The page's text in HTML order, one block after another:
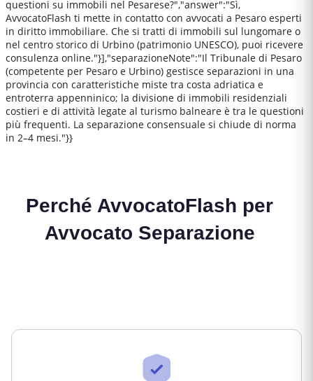
questioni su immobili nel Pesarese?","answer":"Sì,
AvvocatoFlash ti mette in contatto con avvocati a Pesaro esperti
in diritto immobiliare. Che si tratti di immobili sul lungomare o
nel centro storico di Urbino (patrimonio UNESCO), puoi ricevere
consulenza online."}],"separazioneNote":"Il Tribunale di Pesaro
(competente per Pesaro e Urbino) gestisce separazioni in una
provincia con caratteristiche miste tra costa adriatica e
entroterra appenninico; la divisione di immobili residenziali
costieri e di attività legate al turismo balneare è tra le questioni
più frequenti. La separazione consensuale si chiude di norma
in 2–4 mesi."}}
Perché AvvocatoFlash per
Avvocato Separazione